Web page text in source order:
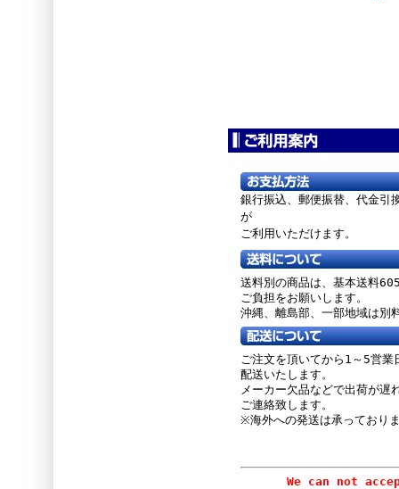
銀行振込、郵便振替、 代金引
が
ご利用いただけます。
送料別の商品は、基本送料
ご負担をお願いします。
沖縄、離島部、一部地域は別
ご注文を頂いてから1～5営業
配送いたします。
メーカー欠品などで出荷が遅
ご連絡致します。
※海外への発送は承っており
We can not accept